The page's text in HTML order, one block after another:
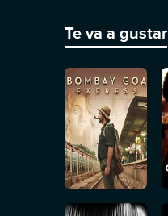
Te va a gustar